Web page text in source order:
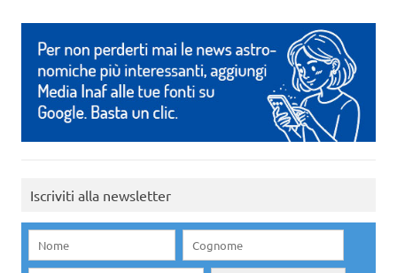
Iscriviti alla newsletter